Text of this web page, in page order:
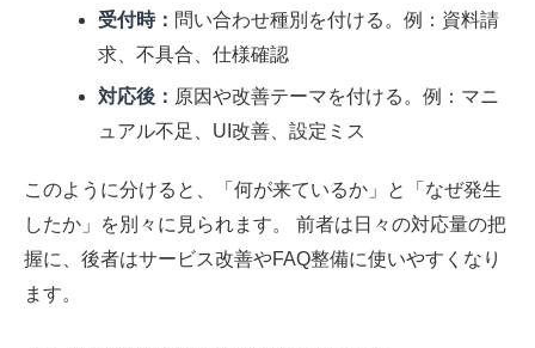
受付時： 問い合わせ種別を付ける。例：資料請
求、不具合、仕様確認
対応後： 原因や改善テーマを付ける。例：マニ
ュアル不足、UI改善、設定ミス
このように分けると、「何が来ているか」と「なぜ発生
したか」を別々に見られます。 前者は日々の対応量の把
握に、後者はサービス改善やFAQ整備に使いやすくなり
ます。